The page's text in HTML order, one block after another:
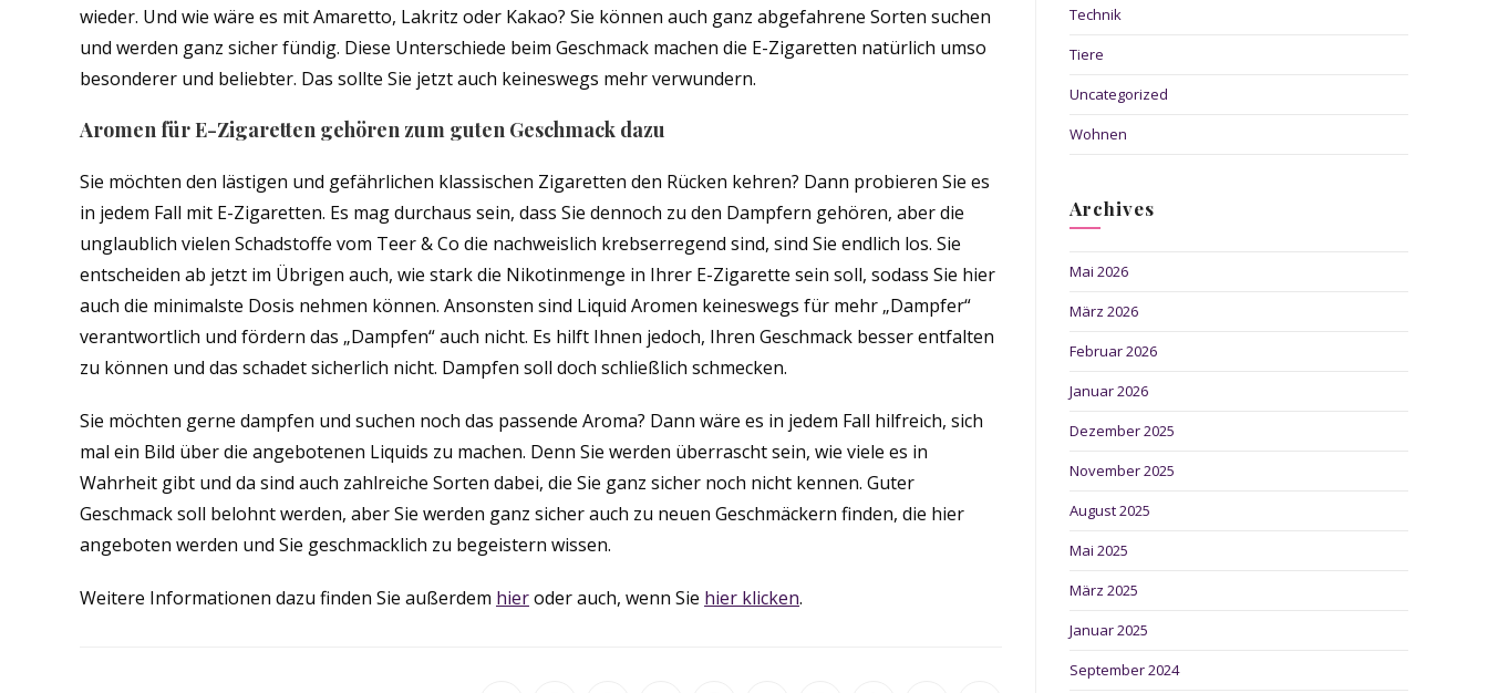
wieder. Und wie wäre es mit Amaretto, Lakritz oder Kakao? Sie können auch ganz abgefahrene Sorten suchen
und werden ganz sicher fündig. Diese Unterschiede beim Geschmack machen die E-Zigaretten natürlich umso
besonderer und beliebter. Das sollte Sie jetzt auch keineswegs mehr verwundern.
Aromen für E-Zigaretten gehören zum guten Geschmack dazu
Sie möchten den lästigen und gefährlichen klassischen Zigaretten den Rücken kehren? Dann probieren Sie es
in jedem Fall mit E-Zigaretten. Es mag durchaus sein, dass Sie dennoch zu den Dampfern gehören, aber die
unglaublich vielen Schadstoffe vom Teer & Co die nachweislich krebserregend sind, sind Sie endlich los. Sie
entscheiden ab jetzt im Übrigen auch, wie stark die Nikotinmenge in Ihrer E-Zigarette sein soll, sodass Sie hier
auch die minimalste Dosis nehmen können. Ansonsten sind Liquid Aromen keineswegs für mehr „Dampfer“
verantwortlich und fördern das „Dampfen“ auch nicht. Es hilft Ihnen jedoch, Ihren Geschmack besser entfalten
zu können und das schadet sicherlich nicht. Dampfen soll doch schließlich schmecken.
Sie möchten gerne dampfen und suchen noch das passende Aroma? Dann wäre es in jedem Fall hilfreich, sich
mal ein Bild über die angebotenen Liquids zu machen. Denn Sie werden überrascht sein, wie viele es in
Wahrheit gibt und da sind auch zahlreiche Sorten dabei, die Sie ganz sicher noch nicht kennen. Guter
Geschmack soll belohnt werden, aber Sie werden ganz sicher auch zu neuen Geschmäckern finden, die hier
angeboten werden und Sie geschmacklich zu begeistern wissen.
Weitere Informationen dazu finden Sie außerdem hieroder auch, wenn Sie hier klicken.
Technik
Tiere
Uncategorized
Wohnen
Archives
Mai 2026
März 2026
Februar 2026
Januar 2026
Dezember 2025
November 2025
August 2025
Mai 2025
März 2025
Januar 2025
September 2024